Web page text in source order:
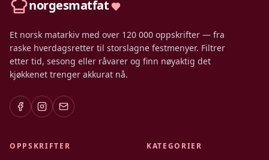
norgesmatfat
Et norsk matarkiv med over 120 000 oppskrifter — fra
raske hverdagsretter til storslagne festmenyer. Filtrer
etter tid, sesong eller råvarer og finn nøyaktig det
kjøkkenet trenger akkurat nå.
OPPSKRIFTER KATEGORIER